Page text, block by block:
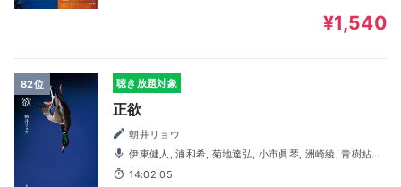
¥1,540
82位 聴き放題対象
正欲
朝井リョウ
伊東健人, 浦和希, 菊地達弘, 小市眞琴, 洲崎綾, 青樹鮎希,
北﨑ひとみ, 小林直人, 佐田直啓, 佐東充, 進藤亜由美, 拝師み
ほ, 堀川かえで, 三浦円
14:02:05